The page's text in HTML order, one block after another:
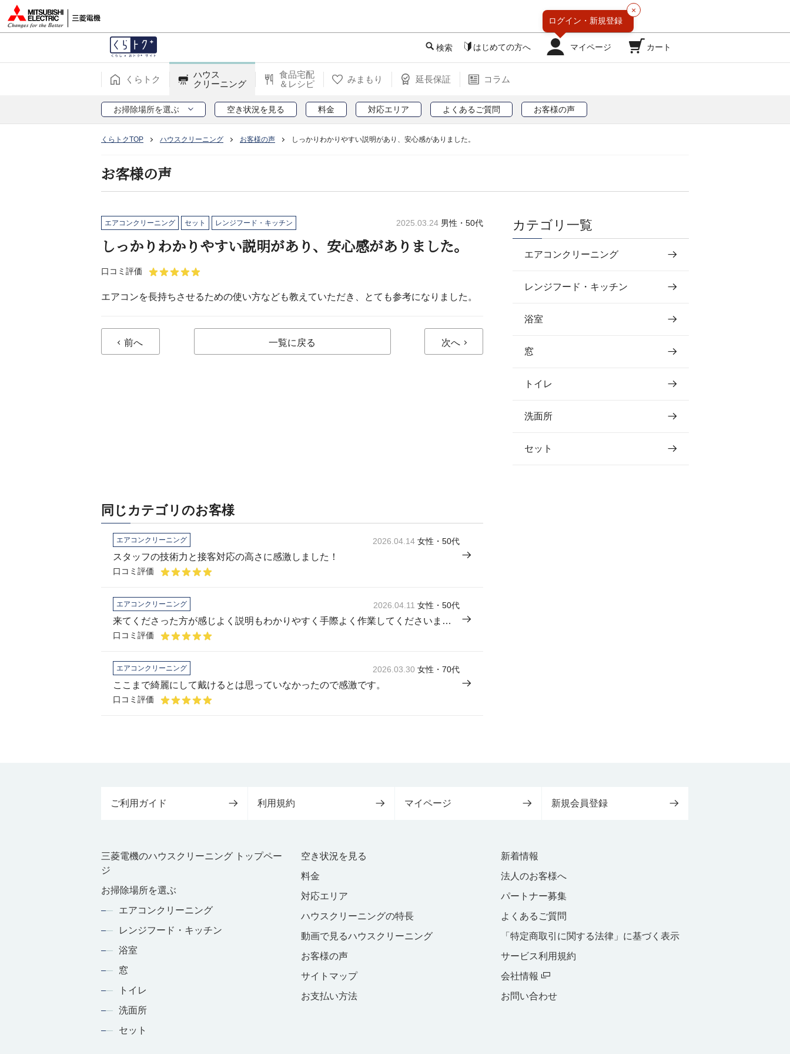
検索 はじめての方へ マイページ
×
ログイン・ 新規登録
カート
くらトク
ハウス
クリーニング
食品宅配
＆レシピ
みまもり 延長保証 コラム
お掃除場所を選ぶ 空き状況を見る 料金 対応エリア よくあるご質問 お客様の声
くらトクTOP ハウスクリーニング お客様の声 しっかりわかりやすい説明があり、安心感がありました。
お客様の声
エアコンクリーニング セット レンジフード・キッチン 2025.03.24 男性・50代
しっかりわかりやすい説明があり、安心感がありました。
口コミ評価
エアコンを長持ちさせるための使い方なども教えていただき、とても参考になりました。
前へ 一覧に戻る 次へ
カテゴリ一覧
エアコンクリーニング
レンジフード・キッチン
浴室
窓
トイレ
洗面所
セット
同じカテゴリのお客様
エアコンクリーニング 2026.04.14 女性・50代
スタッフの技術力と接客対応の高さに感激しました！
口コミ評価
エアコンクリーニング 2026.04.11 女性・50代
来てくださった方が感じよく説明もわかりやすく手際よく作業してくださいました。
口コミ評価
エアコンクリーニング 2026.03.30 女性・70代
ここまで綺麗にして戴けるとは思っていなかったので感激です。
口コミ評価
ご利用ガイド 利用規約 マイページ 新規会員登録
三菱電機のハウスクリーニング トップペー
ジ
お掃除場所を選ぶ
エアコンクリーニング
レンジフード・キッチン
浴室
窓
トイレ
洗面所
セット
空き状況を見る
料金
対応エリア
ハウスクリーニングの特長
動画で見るハウスクリーニング
お客様の声
サイトマップ
お支払い方法
新着情報
法人のお客様へ
パートナー募集
よくあるご質問
「特定商取引に関する法律」に基づく表示
サービス利用規約
会社情報
お問い合わせ